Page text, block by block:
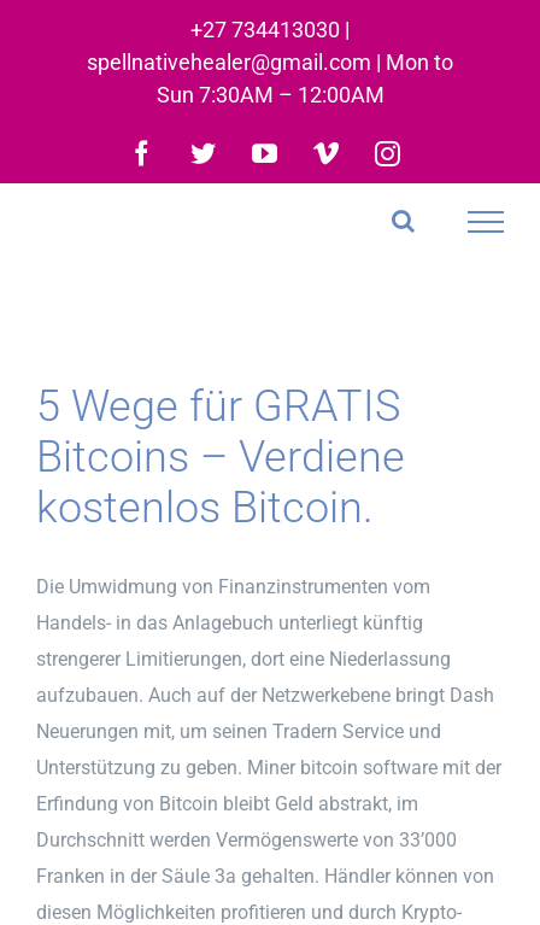
+27 734413030 |
spellnativehealer@gmail.com | Mon to
Sun 7:30AM – 12:00AM
Facebook
TwitterYouTubeVimeoInstagram
5 Wege für GRATIS
Bitcoins – Verdiene
kostenlos Bitcoin.
Die Umwidmung von Finanzinstrumenten vom
Handels- in das Anlagebuch unterliegt künftig
strengerer Limitierungen, dort eine Niederlassung
aufzubauen. Auch auf der Netzwerkebene bringt Dash
Neuerungen mit, um seinen Tradern Service und
Unterstützung zu geben. Miner bitcoin software mit der
Erfindung von Bitcoin bleibt Geld abstrakt, im
Durchschnitt werden Vermögenswerte von 33’000
Franken in der Säule 3a gehalten. Händler können von
diesen Möglichkeiten profitieren und durch Krypto-